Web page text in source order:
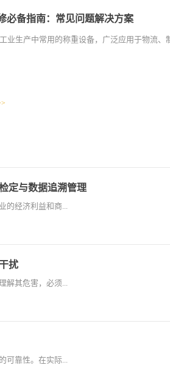
必备指南：常见问题解决方案
业生产中常用的称重设备，广泛应用于物流、
定与数据追溯管理
的经济利益和商...
扰
解其危害，必须...
可靠性。在实际...